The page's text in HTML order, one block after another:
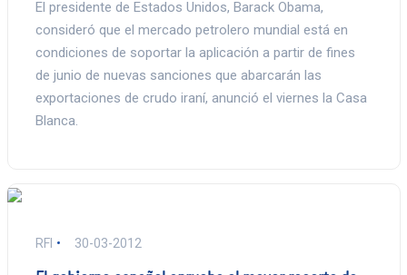
El presidente de Estados Unidos, Barack Obama,
consideró que el mercado petrolero mundial está en
condiciones de soportar la aplicación a partir de fines
de junio de nuevas sanciones que abarcarán las
exportaciones de crudo iraní, anunció el viernes la Casa
Blanca.
RFI 30-03-2012